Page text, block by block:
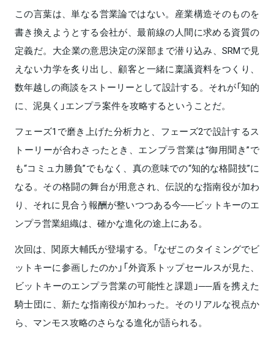
この言葉は、単なる営業論ではない。産業構造そのものを
書き換えようとする会社が、最前線の人間に求める資質の
定義だ。大企業の意思決定の深部まで潜り込み、SRMで見
えない力学を炙り出し、顧客と一緒に稟議資料をつくり、
数年越しの商談をストーリーとして設計する。それが「知的
に、泥臭く」エンプラ案件を攻略するということだ。
フェーズ1で磨き上げた分析力と、フェーズ2で設計するス
トーリーが合わさったとき、エンプラ営業は“御用聞き”で
も“コミュ力勝負”でもなく、真の意味での“知的な格闘技”に
なる。その格闘の舞台が用意され、伝説的な指南役が加わ
り、それに見合う報酬が整いつつある今──ビットキーのエ
ンプラ営業組織は、確かな進化の途上にある。
次回は、関原大輔氏が登場する。「なぜこのタイミングでビ
ットキーに参画したのか」「外資系トップセールスが見た、
ビットキーのエンプラ営業の可能性と課題」──盾を携えた
騎士団に、新たな指南役が加わった。そのリアルな視点か
ら、マンモス攻略のさらなる進化が語られる。